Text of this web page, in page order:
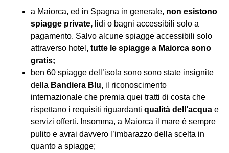
a Maiorca, ed in Spagna in generale, non esistono
spiagge private, lidi o bagni accessibili solo a
pagamento. Salvo alcune spiagge accessibili solo
attraverso hotel, tutte le spiagge a Maiorca sono
gratis;
ben 60 spiagge dell’isola sono sono state insignite
della Bandiera Blu, il riconoscimento
internazionale che premia quei tratti di costa che
rispettano i requisiti riguardanti qualità dell’acqua e
servizi offerti. Insomma, a Maiorca il mare è sempre
pulito e avrai davvero l’imbarazzo della scelta in
quanto a spiagge;